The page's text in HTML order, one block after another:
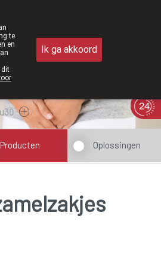
610300
Producten Oplossingen
te
en
dit
Ik ga akkoord